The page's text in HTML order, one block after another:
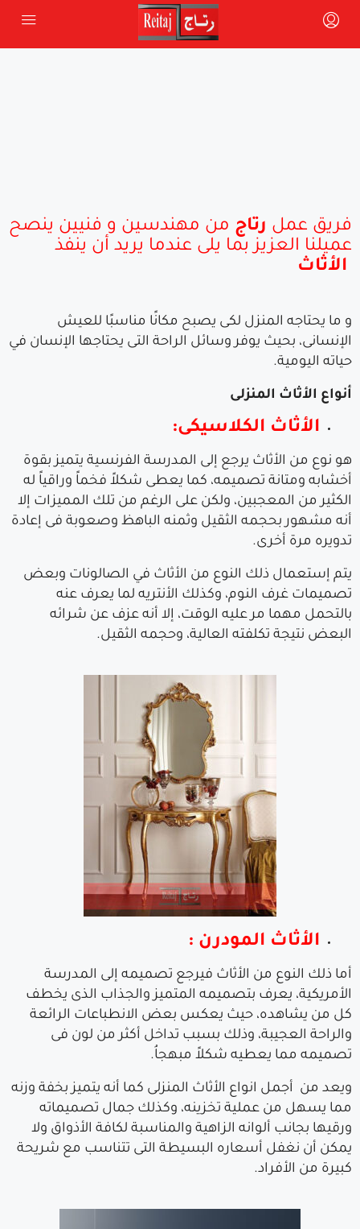
فريق عمل رتاج من مهندسين و فنيين ينصح
عميلنا العزيز بما يلى عندما يريد أن ينفذ
الأثاث
و ما يحتاجه المنزل لكى يصبح مكانًا مناسبًا للعيش
الإنسانى، بحيث يوفر وسائل الراحة التى يحتاجها الإنسان في
حياته اليومية.
أنواع الأثاث المنزلى
الأثاث الكلاسيكى:
هو نوع من الأثاث يرجع إلى المدرسة الفرنسية يتميز بقوة
أخشابه ومتانة تصميمه، كما يعطى شكلاً فخماً وراقياً له
الكثير من المعجبين، ولكن على الرغم من تلك المميزات إلا
أنه مشهور بحجمه الثقيل وثمنه الباهظ وصعوبة فى إعادة
تدويره مرة أخرى.
يتم إستعمال ذلك النوع من الأثاث في الصالونات وبعض
تصميمات غرف النوم، وكذلك الأنتريه لما يعرف عنه
بالتحمل مهما مر عليه الوقت، إلا أنه عزف عن شرائه
البعض نتيجة تكلفته العالية، وحجمه الثقيل.
الأثاث المودرن :
أما ذلك النوع من الأثاث فيرجع تصميمه إلى المدرسة
الأمريكية، يعرف بتصميمه المتميز والجذاب الذى يخطف
كل من يشاهده، حيث يعكس بعض الانطباعات الرائعة
والراحة العجيبة، وذلك بسبب تداخل أكثر من لون فى
تصميمه مما يعطيه شكلاً مبهجاُ.
ويعد من أجمل انواع الأثاث المنزلى كما أنه يتميز بخفة وزنه
مما يسهل من عملية تخزينه، وكذلك جمال تصميماته
ورقيها بجانب ألوانه الزاهية والمناسبة لكافة الأذواق ولا
يمكن أن نغفل أسعاره البسيطة التى تتناسب مع شريحة
كبيرة من الأفراد.